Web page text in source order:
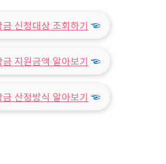
신청대상 조회하기 ☜
지원금액 알아보기 ☜
산정방식 알아보기 ☜